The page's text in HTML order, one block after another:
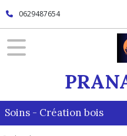
0629487654
Soins - Création bois